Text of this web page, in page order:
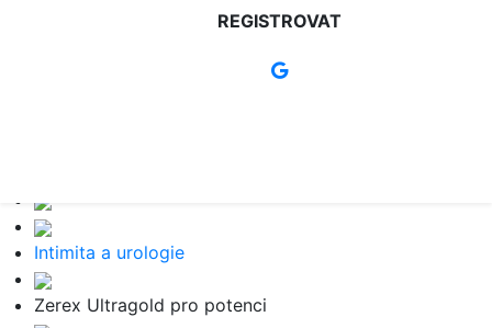
REGISTROVAT
Intimita a urologie
Zerex Ultragold pro potenci